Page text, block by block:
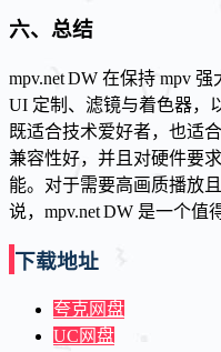
六、总结
mpv.net DW 在保持 mpv
UI 定制、滤镜与着色器，
既适合技术爱好者，也适
兼容性好，并且对硬件要
能。对于需要高画质播放
说，mpv.net DW 是一个值
下载地址
夸克网盘
UC网盘